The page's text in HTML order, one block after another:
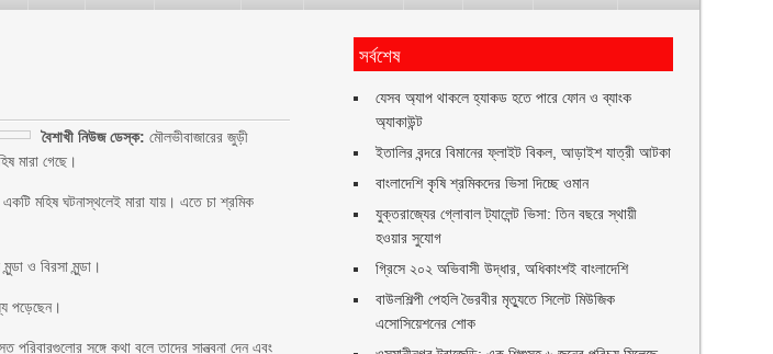
বৈশাখী নিউজ ডেস্ক: মৌলভীবাজারের জুড়ী
মারা গেছে।
মহিষ ঘটনাস্থলেই মারা যায়। এতে চা শ্রমিক
ও বিরসা মুন্ডা।
পড়েছেন।
সঙ্গে কথা বলে তাদের সান্ত্বনা দেন এবং
সর্বশেষ
যেসব অ্যাপ থাকলে হ্যাকড হতে পারে ফোন ও ব্যাংক
অ্যাকাউন্ট
ইতালির বন্দরে বিমানের ফ্লাইট বিকল, আড়াইশ যাত্রী আটকা
বাংলাদেশি কৃষি শ্রমিকদের ভিসা দিচ্ছে ওমান
যুক্তরাজ্যের গ্লোবাল ট্যালেন্ট ভিসা: তিন বছরে স্থায়ী
হওয়ার সুযোগ
গ্রিসে ২০২ অভিবাসী উদ্ধার, অধিকাংশই বাংলাদেশি
বাউলশিল্পী পেহলি ভৈরবীর মৃত্যুতে সিলেট মিউজিক
এসোসিয়েশনের শোক